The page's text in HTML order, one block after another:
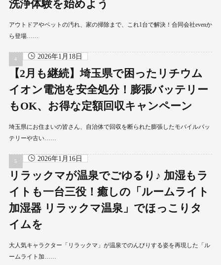
洗浄体験を始めよう
アウトドアやペットの汚れ、家の掃除まで、これ1台で解決！合同会社evenか
ら登場……
2026年1月18日
【2月も継続】埼玉県で困ったリチウム
イオン電池を安全処分！膨張バッテリー
もOK、お得な定額回収キャンペーン
埼玉県にお住まいの皆さん、自治体で回収を断られた膨張したモバイルバッ
テリーや古い……
2026年1月16日
リラックマが温泉でごゆるり♪ 加湿もラ
イトも一台三役！癒しの「ルームライト
加湿器 リラックマ温泉」でほっこりタ
イムを
大人気キャラクター「リラックマ」が温泉でのんびりする姿を再現した「ル
ームライト加……